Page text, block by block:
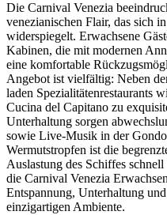
Die Carnival Venezia
venezianischen Flair, das sich
widerspiegelt. Erwachsene
Kabinen, die mit modernen
eine komfortable
Angebot ist vielfältig: Neben
laden Spezialitätenrestaurants
Cucina del Capitano zu
Unterhaltung sorgen
sowie Live-Musik in der
Wermutstropfen ist die
Auslastung des Schiffes
die Carnival Venezia
Entspannung, Unterhaltung
einzigartigen Ambiente.